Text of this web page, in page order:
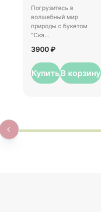
Погрузитесь в
волшебный мир
природы с букетом
"Ска...
3900 ₽
КупитьВ корзину